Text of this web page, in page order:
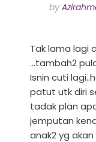
by
Tak lama lagi
...tambah2
Isnin cuti
patut utk diri
tadak plan
jemputan
anak2 yg